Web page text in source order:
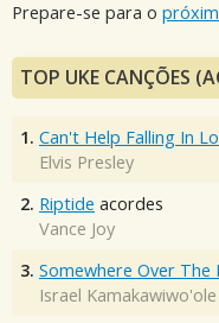
Prepare-se para o
TOP UKE CANÇÕES
1. Can't Help Falling In
Elvis Presley
2. Riptide acordes
Vance Joy
3. Somewhere Over The
Israel Kamakawiwo'ole